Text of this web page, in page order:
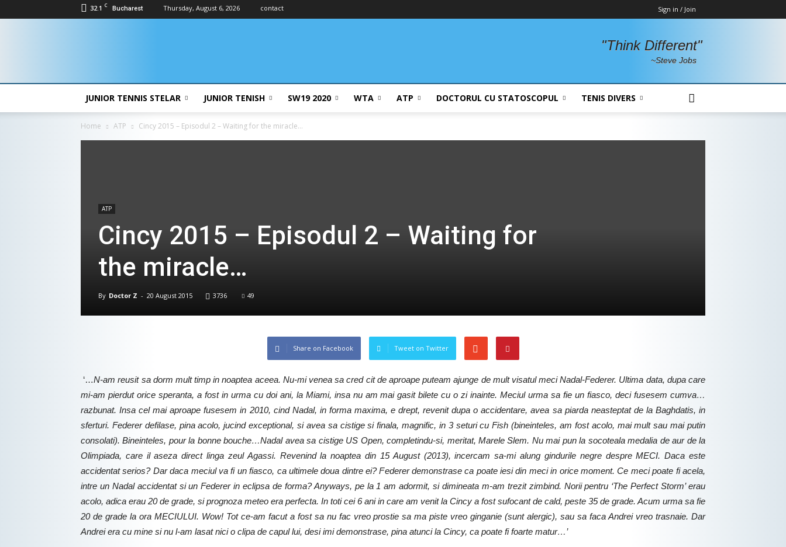
32.1 C Bucharest Thursday, August 6, 2026 contact Sign in / Join
"Think Different"
~Steve Jobs
JUNIOR TENNIS STELAR JUNIOR TENISH SW19 2020 WTA ATP DOCTORUL CU STATOSCOPUL TENIS DIVERS
Home ATP Cincy 2015 – Episodul 2 – Waiting for the miracle…
ATP
Cincy 2015 – Episodul 2 – Waiting for
the miracle…
By Doctor Z - 20 August 2015 3736 49
Share on Facebook Tweet on Twitter
‘…N-am reusit sa dorm mult timp in noaptea aceea. Nu-mi venea sa cred cit de aproape puteam ajunge de mult visatul meci Nadal-Federer. Ultima data, dupa care
mi-am pierdut orice speranta, a fost in urma cu doi ani, la Miami, insa nu am mai gasit bilete cu o zi inainte. Meciul urma sa fie un fiasco, deci fusesem cumva…
razbunat. Insa cel mai aproape fusesem in 2010, cind Nadal, in forma maxima, e drept, revenit dupa o accidentare, avea sa piarda neasteptat de la Baghdatis, in
sferturi. Federer defilase, pina acolo, jucind exceptional, si avea sa cistige si finala, magnific, in 3 seturi cu Fish (bineinteles, am fost acolo, mai mult sau mai putin
consolati). Bineinteles, pour la bonne bouche…Nadal avea sa cistige US Open, completindu-si, meritat, Marele Slem. Nu mai pun la socoteala medalia de aur de la
Olimpiada, care il aseza direct linga zeul Agassi. Revenind la noaptea din 15 August (2013), incercam sa-mi alung gindurile negre despre MECI. Daca este
accidentat serios? Dar daca meciul va fi un fiasco, ca ultimele doua dintre ei? Federer demonstrase ca poate iesi din meci in orice moment. Ce meci poate fi acela,
intre un Nadal accidentat si un Federer in eclipsa de forma? Anyways, pe la 1 am adormit, si dimineata m-am trezit zimbind. Norii pentru ‘The Perfect Storm’ erau
acolo, adica erau 20 de grade, si prognoza meteo era perfecta. In toti cei 6 ani in care am venit la Cincy a fost sufocant de cald, peste 35 de grade. Acum urma sa fie
20 de grade la ora MECIULUI. Wow! Tot ce-am facut a fost sa nu fac vreo prostie sa ma piste vreo ginganie (sunt alergic), sau sa faca Andrei vreo trasnaie. Dar
Andrei era cu mine si nu l-am lasat nici o clipa de capul lui, desi imi demonstrase, pina atunci la Cincy, ca poate fi foarte matur…’